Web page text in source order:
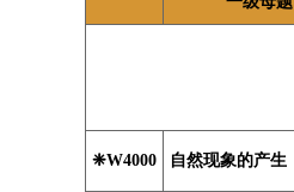
❈W4000 自然现象的产生